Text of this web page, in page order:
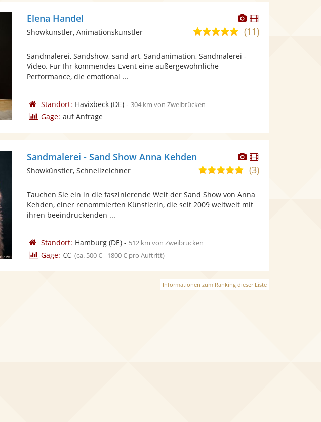
Dieser
Künstler
stellt
Dieser
Künstler
Elena Handel
5,0
5
(11)
Showkünstler, Animationskünstler
Sandmalerei, Sandshow, sand art, Sandanimation, Sandmalerei -
Video. Für Ihr kommendes Event eine außergewöhnliche
Performance, die emotional ...
Standort: Havixbeck(DE)- 304 km von Zweibrücken
Gage: auf Anfrage
Dieser
Künstler
stellt
bereit.
Dieser
Künstler
Sandmalerei - Sand Show Anna Kehden
5,0
5
Sternen
(3)
Showkünstler, Schnellzeichner
Tauchen Sie ein in die faszinierende Welt der Sand Show von Anna
Kehden, einer renommierten Künstlerin, die seit 2009 weltweit mit
ihren beeindruckenden ...
Standort: Hamburg(DE)- 512 km von Zweibrücken
Gage: €€ (ca. 500 € - 1800 € pro Auftritt)
Informationen zum Ranking dieser Liste